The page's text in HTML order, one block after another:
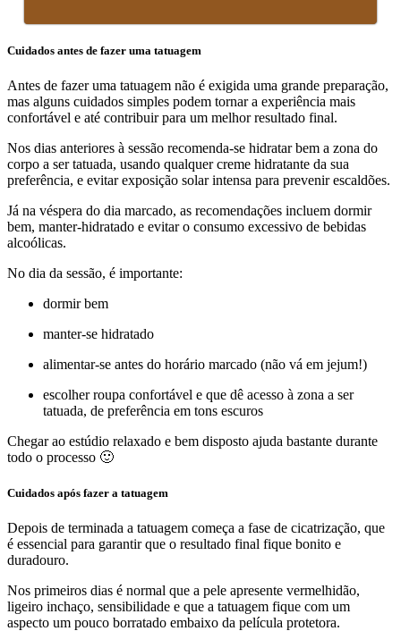
Cuidados antes de fazer uma tatuagem
Antes de fazer uma tatuagem não é exigida uma grande preparação,
mas alguns cuidados simples podem tornar a experiência mais
confortável e até contribuir para um melhor resultado final.
Nos dias anteriores à sessão recomenda-se hidratar bem a zona do
corpo a ser tatuada, usando qualquer creme hidratante da sua
preferência, e evitar exposição solar intensa para prevenir escaldões.
Já na véspera do dia marcado, as recomendações incluem dormir
bem, manter-hidratado e evitar o consumo excessivo de bebidas
alcoólicas.
No dia da sessão, é importante:
dormir bem
manter-se hidratado
alimentar-se antes do horário marcado (não vá em jejum!)
escolher roupa confortável e que dê acesso à zona a ser
tatuada, de preferência em tons escuros
Chegar ao estúdio relaxado e bem disposto ajuda bastante durante
todo o processo 🙂
Cuidados após fazer a tatuagem
Depois de terminada a tatuagem começa a fase de cicatrização, que
é essencial para garantir que o resultado final fique bonito e
duradouro.
Nos primeiros dias é normal que a pele apresente vermelhidão,
ligeiro inchaço, sensibilidade e que a tatuagem fique com um
aspecto um pouco borratado embaixo da película protetora.